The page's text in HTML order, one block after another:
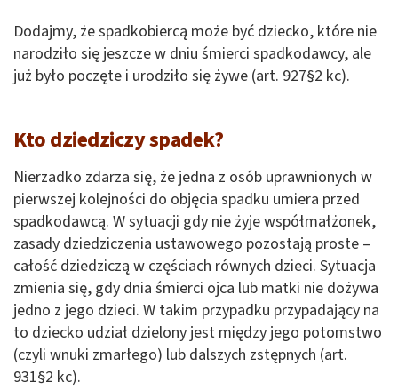
Dodajmy, że spadkobiercą może być dziecko, które nie
narodziło się jeszcze w dniu śmierci spadkodawcy, ale
już było poczęte i urodziło się żywe (art. 927§2 kc).
Kto dziedziczy spadek?
Nierzadko zdarza się, że jedna z osób uprawnionych w
pierwszej kolejności do objęcia spadku umiera przed
spadkodawcą. W sytuacji gdy nie żyje współmałżonek,
zasady dziedziczenia ustawowego pozostają proste –
całość dziedziczą w częściach równych dzieci. Sytuacja
zmienia się, gdy dnia śmierci ojca lub matki nie dożywa
jedno z jego dzieci. W takim przypadku przypadający na
to dziecko udział dzielony jest między jego potomstwo
(czyli wnuki zmarłego) lub dalszych zstępnych (art.
931§2 kc).